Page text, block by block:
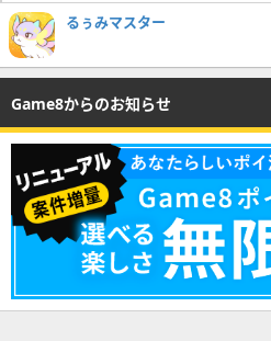
るぅみマスター
Game8からのお知らせ